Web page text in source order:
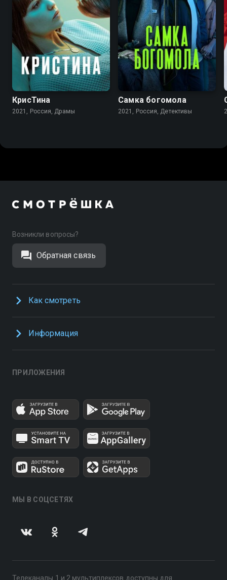
6.2 7.4
КрисТина
2021, Россия, Драмы
7.8 6.7
Самка богомола
2021, Россия, Детективы
Возникли вопросы?
Обратная связь
Как смотреть
Информация
ПРИЛОЖЕНИЯ
МЫ В СОЦСЕТЯХ
Телеканалы 1 и 2 мультиплексов доступны для